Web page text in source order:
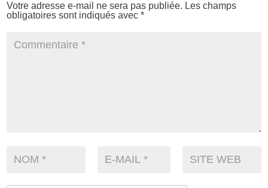
Votre adresse e-mail ne sera pas publiée. Les champs
obligatoires sont indiqués avec*